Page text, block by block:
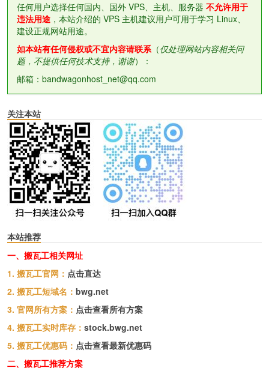
任何用户选择任何国内、国外 VPS、主机、服务器 不允许用于
违法用途 ，本站介绍的 VPS 主机建议用户可用于学习 Linux、
建设正规网站用途。
如本站有任何侵权或不宜内容请联系（仅处理网站内容相关问
题，不提供任何技术支持，谢谢）：
邮箱：bandwagonhost_net@qq.com
关注本站
本站推荐
一、搬瓦工相关网址
1. 搬瓦工官网： 点击直达
2. 搬瓦工短域名： bwg.net
3. 官网所有方案： 点击查看所有方案
4. 搬瓦工实时库存： stock.bwg.net
5. 搬瓦工优惠码： 点击查看最新优惠码
二、搬瓦工推荐方案